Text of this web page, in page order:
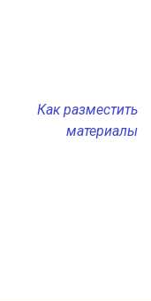
Как разместить
материалы